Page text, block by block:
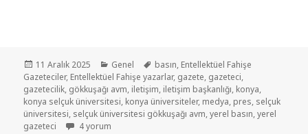
11 Aralık 2025 Genel basın, Entellektüel Fahişe
Gazeteciler, Entellektüel Fahişe yazarlar, gazete, gazeteci,
gazetecilik, gökkuşağı avm, iletişim, iletişim başkanlığı, konya,
konya selçuk üniversitesi, konya üniversiteler, medya, pres, selçuk
üniversitesi, selçuk üniversitesi gökkuşağı avm,yerel basın,yerel
gazeteci
4 yorum